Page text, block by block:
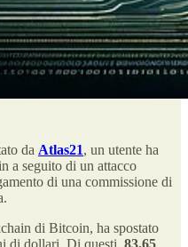
da Atlas21, un utente ha
a seguito di un attacco
di una commissione di
di Bitcoin, ha spostato
di dollari. Di questi, 83.65